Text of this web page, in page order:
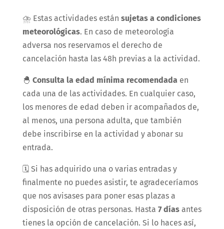
⛈️ Estas actividades están sujetas a condiciones
meteorológicas. En caso de meteorología
adversa nos reservamos el derecho de
cancelación hasta las 48h previas a la actividad.
🐣 Consulta la edad mínima recomendadaen
cada una de las actividades. En cualquier caso,
los menores de edad deben ir acompañados de,
al menos, una persona adulta, que también
debe inscribirse en la actividad y abonar su
entrada.
🗓️ Si has adquirido una o varias entradas y
finalmente no puedes asistir, te agradeceríamos
que nos avisases para poner esas plazas a
disposición de otras personas. Hasta 7 días antes
tienes la opción de cancelación. Si lo haces así,